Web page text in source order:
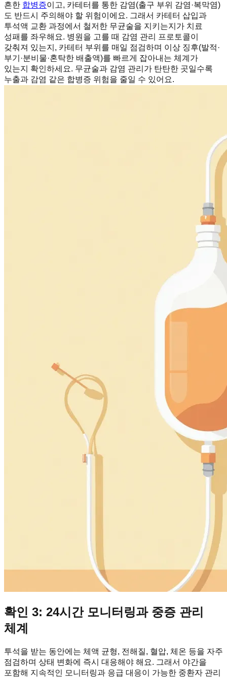
흔한 합병증이고, 카테터를 통한 감염(출구 부위 감염·복막염)
도 반드시 주의해야 할 위험이에요. 그래서 카테터 삽입과
투석액 교환 과정에서 철저한 무균술을 지키는지가 치료
성패를 좌우해요. 병원을 고를 때 감염 관리 프로토콜이
갖춰져 있는지, 카테터 부위를 매일 점검하며 이상 징후(발적·
부기·분비물·혼탁한 배출액)를 빠르게 잡아내는 체계가
있는지 확인하세요. 무균술과 감염 관리가 탄탄한 곳일수록
누출과 감염 같은 합병증 위험을 줄일 수 있어요.
확인 3: 24시간 모니터링과 중증 관리
체계
투석을 받는 동안에는 체액 균형, 전해질, 혈압, 체온 등을 자주
점검하며 상태 변화에 즉시 대응해야 해요. 그래서 야간을
포함해 지속적인 모니터링과 응급 대응이 가능한 중환자 관리